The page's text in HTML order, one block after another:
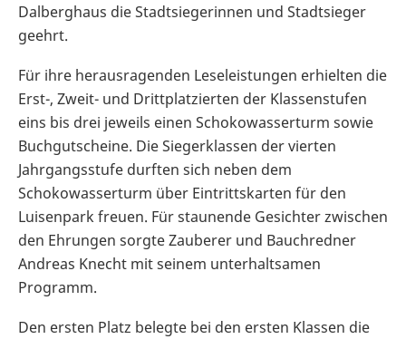
Dalberghaus die Stadtsiegerinnen und Stadtsieger
geehrt.
Für ihre herausragenden Leseleistungen erhielten die
Erst-, Zweit- und Drittplatzierten der Klassenstufen
eins bis drei jeweils einen Schokowasserturm sowie
Buchgutscheine. Die Siegerklassen der vierten
Jahrgangsstufe durften sich neben dem
Schokowasserturm über Eintrittskarten für den
Luisenpark freuen. Für staunende Gesichter zwischen
den Ehrungen sorgte Zauberer und Bauchredner
Andreas Knecht mit seinem unterhaltsamen
Programm.
Den ersten Platz belegte bei den ersten Klassen die